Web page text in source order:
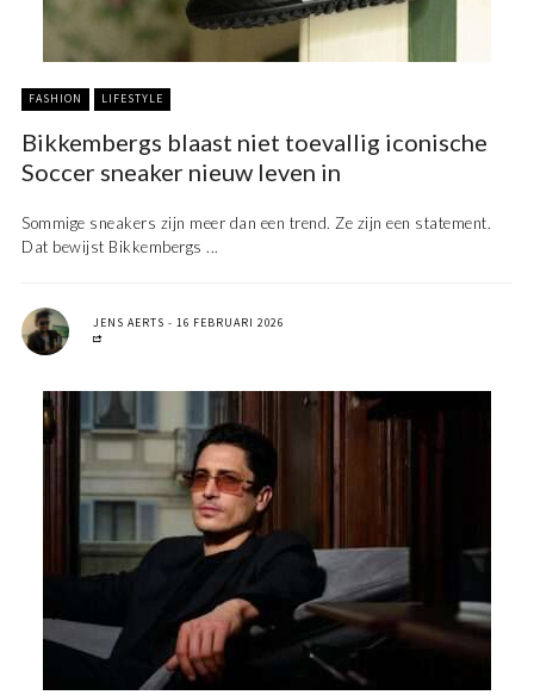
FASHION LIFESTYLE
Bikkembergs blaast niet toevallig iconische
Soccer sneaker nieuw leven in
Sommige sneakers zijn meer dan een trend. Ze zijn een statement.
Dat bewijst Bikkembergs ...
JENS AERTS 16 FEBRUARI 2026